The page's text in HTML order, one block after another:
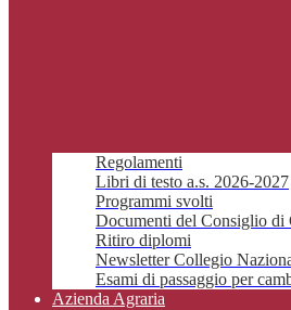
Regolamenti
Libri di testo a.s. 2026-2027
Programmi svolti
Documenti del Consiglio di
Ritiro diplomi
Newsletter Collegio
Esami di passaggio per
Azienda Agraria